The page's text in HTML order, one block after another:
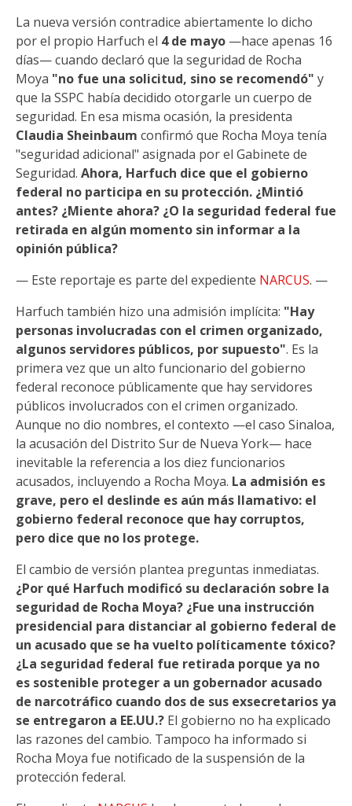
La nueva versión contradice abiertamente lo dicho
por el propio Harfuch el 4 de mayo —hace apenas 16
días— cuando declaró que la seguridad de Rocha
Moya "no fue una solicitud, sino se recomendó" y
que la SSPC había decidido otorgarle un cuerpo de
seguridad. En esa misma ocasión, la presidenta
Claudia Sheinbaum confirmó que Rocha Moya tenía
"seguridad adicional" asignada por el Gabinete de
Seguridad. Ahora, Harfuch dice que el gobierno
federal no participa en su protección. ¿Mintió
antes? ¿Miente ahora? ¿O la seguridad federal fue
retirada en algún momento sin informar a la
opinión pública?
— Este reportaje es parte del expediente NARCUS. —
Harfuch también hizo una admisión implícita: "Hay
personas involucradas con el crimen organizado,
algunos servidores públicos, por supuesto". Es la
primera vez que un alto funcionario del gobierno
federal reconoce públicamente que hay servidores
públicos involucrados con el crimen organizado.
Aunque no dio nombres, el contexto —el caso Sinaloa,
la acusación del Distrito Sur de Nueva York— hace
inevitable la referencia a los diez funcionarios
acusados, incluyendo a Rocha Moya. La admisión es
grave, pero el deslinde es aún más llamativo: el
gobierno federal reconoce que hay corruptos,
pero dice que no los protege.
El cambio de versión plantea preguntas inmediatas.
¿Por qué Harfuch modificó su declaración sobre la
seguridad de Rocha Moya? ¿Fue una instrucción
presidencial para distanciar al gobierno federal de
un acusado que se ha vuelto políticamente tóxico?
¿La seguridad federal fue retirada porque ya no
es sostenible proteger a un gobernador acusado
de narcotráfico cuando dos de sus exsecretarios ya
se entregaron a EE.UU.? El gobierno no ha explicado
las razones del cambio. Tampoco ha informado si
Rocha Moya fue notificado de la suspensión de la
protección federal.